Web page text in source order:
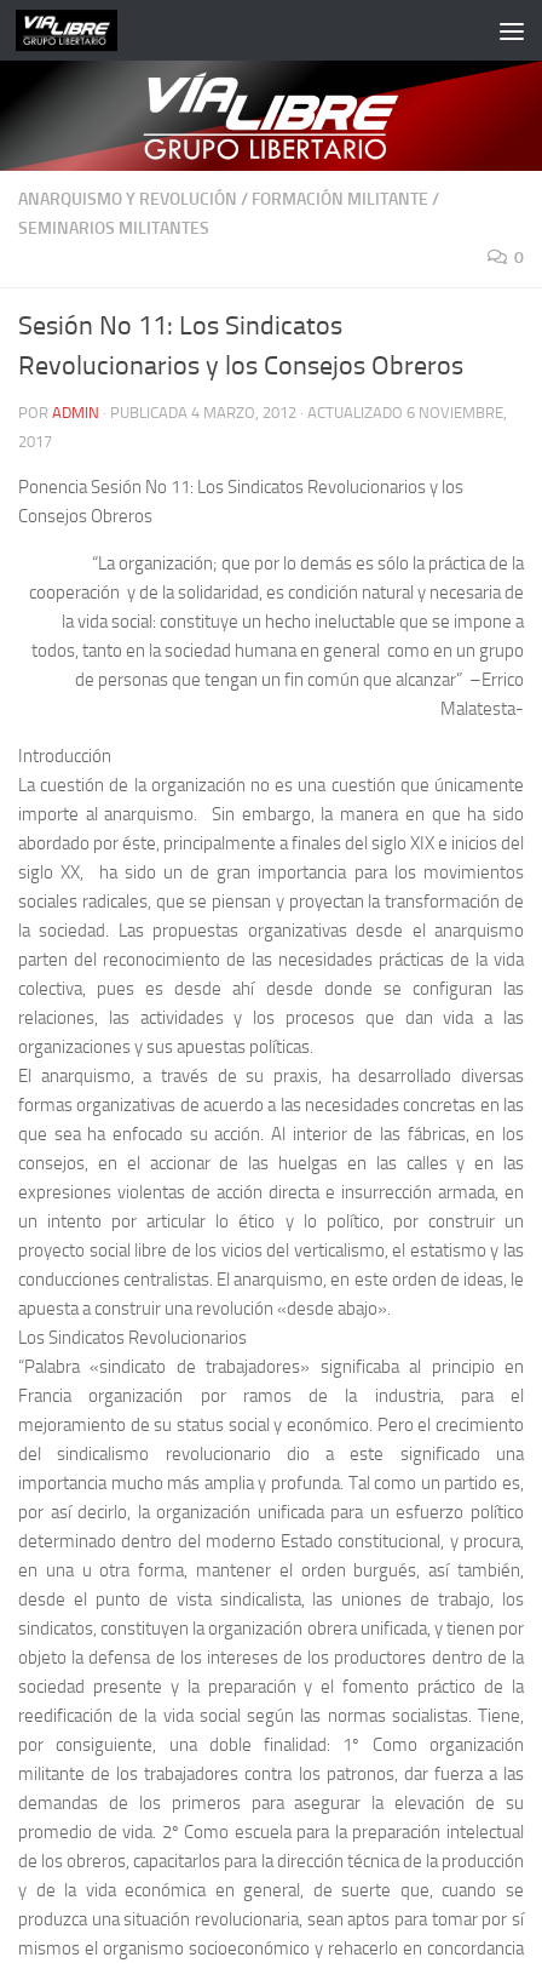
Saltar al contenido
ANARQUISMO Y REVOLUCIÓN / FORMACIÓN MILITANTE /
SEMINARIOS MILITANTES
0
Sesión No 11: Los Sindicatos
Revolucionarios y los Consejos Obreros
POR ADMIN · PUBLICADA 4 MARZO, 2012 · ACTUALIZADO 6 NOVIEMBRE,
2017
Ponencia Sesión No 11: Los Sindicatos Revolucionarios y los
Consejos Obreros
“La organización; que por lo demás es sólo la práctica de la
cooperación y de la solidaridad, es condición natural y necesaria de
la vida social: constituye un hecho ineluctable que se impone a
todos, tanto en la sociedad humana en general como en un grupo
de personas que tengan un fin común que alcanzar” –Errico
Malatesta-
Introducción
La cuestión de la organización no es una cuestión que únicamente
importe al anarquismo. Sin embargo, la manera en que ha sido
abordado por éste, principalmente a finales del siglo XIX e inicios del
siglo XX, ha sido un de gran importancia para los movimientos
sociales radicales, que se piensan y proyectan la transformación de
la sociedad. Las propuestas organizativas desde el anarquismo
parten del reconocimiento de las necesidades prácticas de la vida
colectiva, pues es desde ahí desde donde se configuran las
relaciones, las actividades y los procesos que dan vida a las
organizaciones y sus apuestas políticas.
El anarquismo, a través de su praxis, ha desarrollado diversas
formas organizativas de acuerdo a las necesidades concretas en las
que sea ha enfocado su acción. Al interior de las fábricas, en los
consejos, en el accionar de las huelgas en las callesy en las
expresiones violentas de acción directa e insurrección armada, en
un intento por articular lo ético y lo político, por construir un
proyecto social libre de los vicios del verticalismo, el estatismo y las
conducciones centralistas. El anarquismo, en este orden de ideas, le
apuesta a construir una revolución «desde abajo».
Los Sindicatos Revolucionarios
“Palabra «sindicato de trabajadores» significaba al principio en
Francia organización por ramos de la industria, para el
mejoramiento de su status social y económico. Pero el crecimiento
del sindicalismo revolucionario dio a este significado una
importancia mucho más amplia y profunda. Tal como un partido es,
por así decirlo, la organización unificada para un esfuerzo político
determinado dentro del moderno Estado constitucional, y procura,
en una u otra forma, mantener el orden burgués, así también,
desde el punto de vista sindicalista, las uniones de trabajo, los
sindicatos, constituyen la organización obrera unificada, y tienen por
objeto la defensa de los intereses de los productores dentro de la
sociedad presente y la preparación y el fomento práctico de la
reedificación de la vida social según las normas socialistas. Tiene,
por consiguiente, una doble finalidad: 1º Como organización
militante de los trabajadores contra los patronos, dar fuerza a las
demandas de los primeros para asegurar la elevación de su
promedio de vida. 2º Como escuela para la preparación intelectual
de los obreros, capacitarlos para la dirección técnica de la producción
y de la vida económica en general, de suerte que, cuando se
produzca una situación revolucionaria, sean aptos para tomar por sí
mismos el organismo socioeconómico y rehacerlo en concordancia